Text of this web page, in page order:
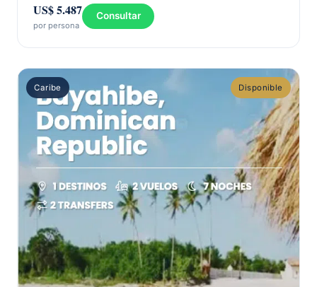
US$ 5.487
por persona
Consultar
Caribe Disponible